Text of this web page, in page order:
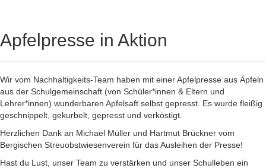
Apfelpresse in Aktion
Wir vom Nachhaltigkeits-Team haben mit einer Apfelpresse aus Äpfeln
aus der Schulgemeinschaft (von Schüler*innen & Eltern und
Lehrer*innen) wunderbaren Apfelsaft selbst gepresst. Es wurde fleißig
geschnippelt, gekurbelt, gepresst und verköstigt.
Herzlichen Dank an Michael Müller und Hartmut Brückner vom
Bergischen Streuobstwiesenverein für das Ausleihen der Presse!
Hast du Lust, unser Team zu verstärken und unser Schulleben ein